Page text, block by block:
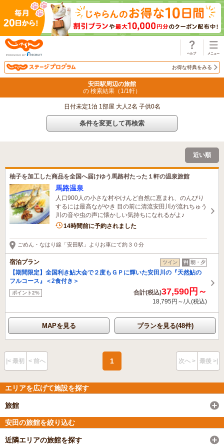
お得な特典をみる
安田駅周辺の旅館
の 検索結果（ 1 /1 軒）
日付未定1泊 1部屋 大人2名 子供0名
条件を変更して再検索
近い順
柚子を加工した商品を全国へ届けゆう馬路村たった１軒の温泉旅館
馬路温泉
人口900人の小さな村やけんど自然に恵まれ、のんびり
するには最高ながやき 目の前に清流安田川が流れちゅう
川の音や虫の声に懐かしい気持ちになれるがよ♪
2名がこの宿を見ています
14時間前に予約されました
ごめん・なはり線「安田駅」よりお車にて約３０分
宿泊プラン ツイン 朝・夕
【期間限定】全国利き鮎大会で２度もＧＰに輝いた安田川の『天然鮎の
フルコース』＜2食付き＞
ポイント2% 合計(税込)37,590円～
18,795円～/人(税込)
MAPを見る プランを見る(48件)
|< 最初 < 前へ 1 次へ > 最後 >|
エリアを広げて施設を探す
旅館
安田の旅館を絞り込む
近隣エリアの旅館を探す